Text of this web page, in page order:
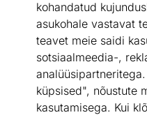
kohandatud
asukohale vastavat
teavet meie saidi
sotsiaalmeedia-,
küpsised", nõustute
kasutamisega. Kui